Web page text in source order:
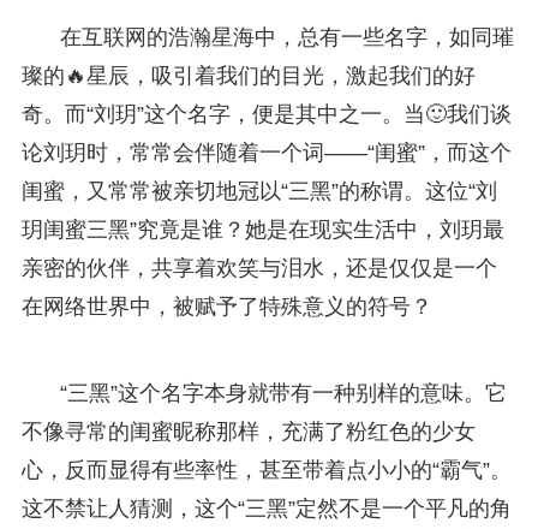
在互联网的浩瀚星海中，总有一些名字，如同璀
璨的🔥星辰，吸引着我们的目光，激起我们的好
奇。而“刘玥”这个名字，便是其中之一。当🙂我们谈
论刘玥时，常常会伴随着一个词——“闺蜜”，而这个
闺蜜，又常常被亲切地冠以“三黑”的称谓。这位“刘
玥闺蜜三黑”究竟是谁？她是在现实生活中，刘玥最
亲密的伙伴，共享着欢笑与泪水，还是仅仅是一个
在网络世界中，被赋予了特殊意义的符号？
“三黑”这个名字本身就带有一种别样的意味。它
不像寻常的闺蜜昵称那样，充满了粉红色的少女
心，反而显得有些率性，甚至带着点小小的“霸气”。
这不禁让人猜测，这个“三黑”定然不是一个平凡的角